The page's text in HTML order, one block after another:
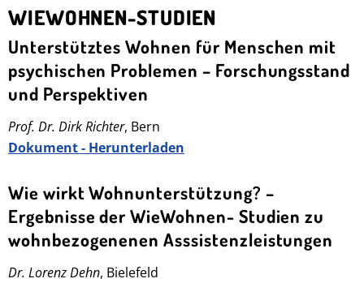
WIEWOHNEN-STUDIEN
Unterstütztes Wohnen für Menschen mit
psychischen Problemen – Forschungsstand
und Perspektiven
Prof. Dr. Dirk Richter, Bern
Dokument - Herunterladen
Wie wirkt Wohnunterstützung? –
Ergebnisse der WieWohnen- Studien zu
wohnbezogenenen Asssistenzleistungen
Dr. Lorenz Dehn, Bielefeld